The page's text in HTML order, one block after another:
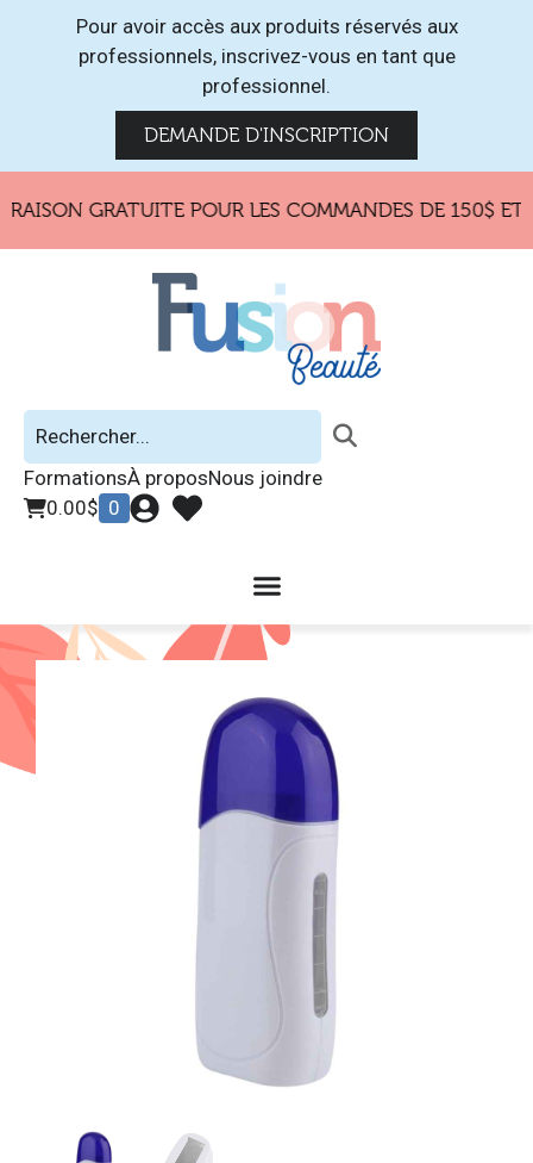
Pour avoir accès aux produits réservés aux
professionnels, inscrivez-vous en tant que
professionnel.
DEMANDE D'INSCRIPTION
GRATUITE POUR LES COMMANDES DE 150$ ET
FormationsÀ proposNous joindre
0.00$ 0